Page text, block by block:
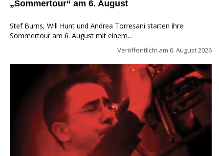
„Sommertour“ am 6. August
Stef Burns, Will Hunt und Andrea Torresani starten ihre
Sommertour am 6. August mit einem...
Veröffentlicht am 6. August 2026